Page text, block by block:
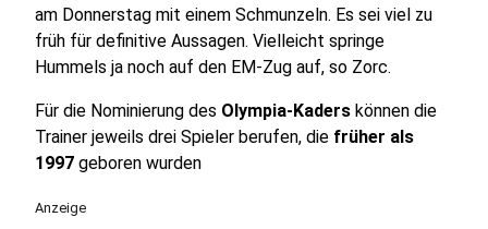
am Donnerstag mit einem Schmunzeln. Es sei viel zu
früh für definitive Aussagen. Vielleicht springe
Hummels ja noch auf den EM-Zug auf, so Zorc.
Für die Nominierung des Olympia-Kaders können die
Trainer jeweils drei Spieler berufen, die früher als
1997 geboren wurden
Anzeige